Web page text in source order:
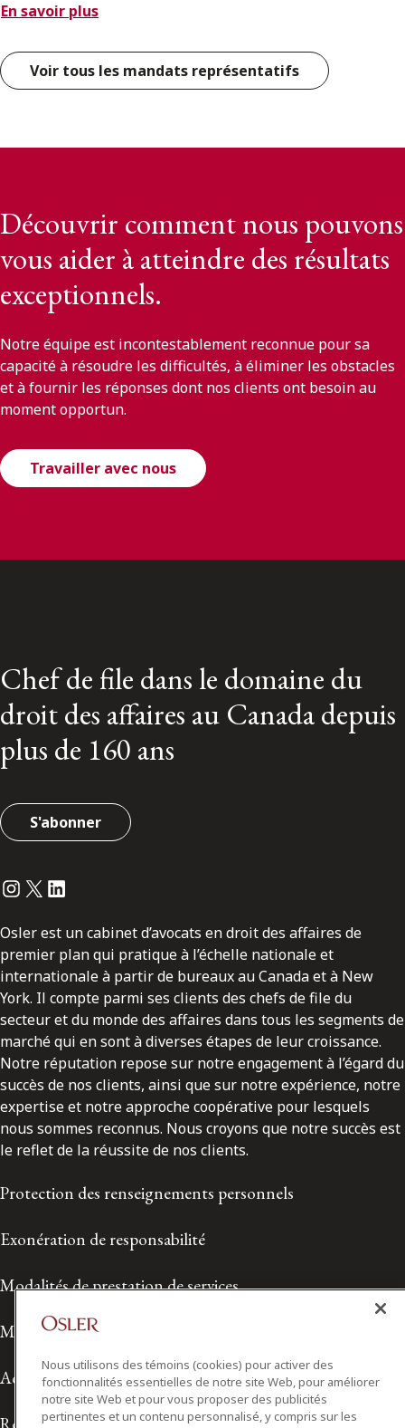
En savoir plus
Voir tous les mandats représentatifs
Découvrir comment nous pouvons
vous aider à atteindre des résultats
exceptionnels.
Notre équipe est incontestablement reconnue pour sa
capacité à résoudre les difficultés, à éliminer les obstacles
et à fournir les réponses dont nos clients ont besoin au
moment opportun.
Travailler avec nous
Chef de file dans le domaine du
droit des affaires au Canada depuis
plus de 160 ans
S'abonner
Instagram
Twitter
LinkedIn
Osler est un cabinet d’avocats en droit des affaires de
premier plan qui pratique à l’échelle nationale et
internationale à partir de bureaux au Canada et à New
York. Il compte parmi ses clients des chefs de file du
secteur et du monde des affaires dans tous les segments de
marché qui en sont à diverses étapes de leur croissance.
Notre réputation repose sur notre engagement à l’égard du
succès de nos clients, ainsi que sur notre expérience, notre
expertise et notre approche coopérative pour lesquels
nous sommes reconnus. Nous croyons que notre succès est
le reflet de la réussite de nos clients.
Protection des renseignements personnels
Exonération de responsabilité
Modalités de prestation de services
Modalités d'utilisation
Accessibilité
Nous utilisons des témoins (cookies) pour activer des
fonctionnalités essentielles de notre site Web, pour améliorer
notre site Web et pour vous proposer des publicités
pertinentes et un contenu personnalisé, y compris sur les